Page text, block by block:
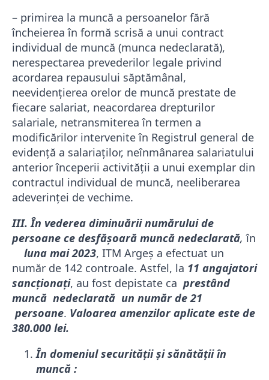
– primirea la muncă a persoanelor fără
încheierea în formă scrisă a unui contract
individual de muncă (munca nedeclarată),
nerespectarea prevederilor legale privind
acordarea repausului săptămânal,
neevidenţierea orelor de muncă prestate de
fiecare salariat, neacordarea drepturilor
salariale, netransmiterea în termen a
modificărilor intervenite în Registrul general de
evidenţă a salariaţilor, neînmânarea salariatului
anterior începerii activităţii a unui exemplar din
contractul individual de muncă, neeliberarea
adeverinţei de vechime.
III. În vederea diminuării numărului de
persoane ce desfăşoară muncă nedeclarată, în
luna mai 2023, ITM Argeş a efectuat un
număr de 142 controale. Astfel, la 11 angajatori
sancționați, au fost depistate ca prestând
muncă nedeclarată un număr de 21
persoane. Valoarea amenzilor aplicate este de
380.000 lei.
În domeniul securităţii şi sănătăţii în
muncă :